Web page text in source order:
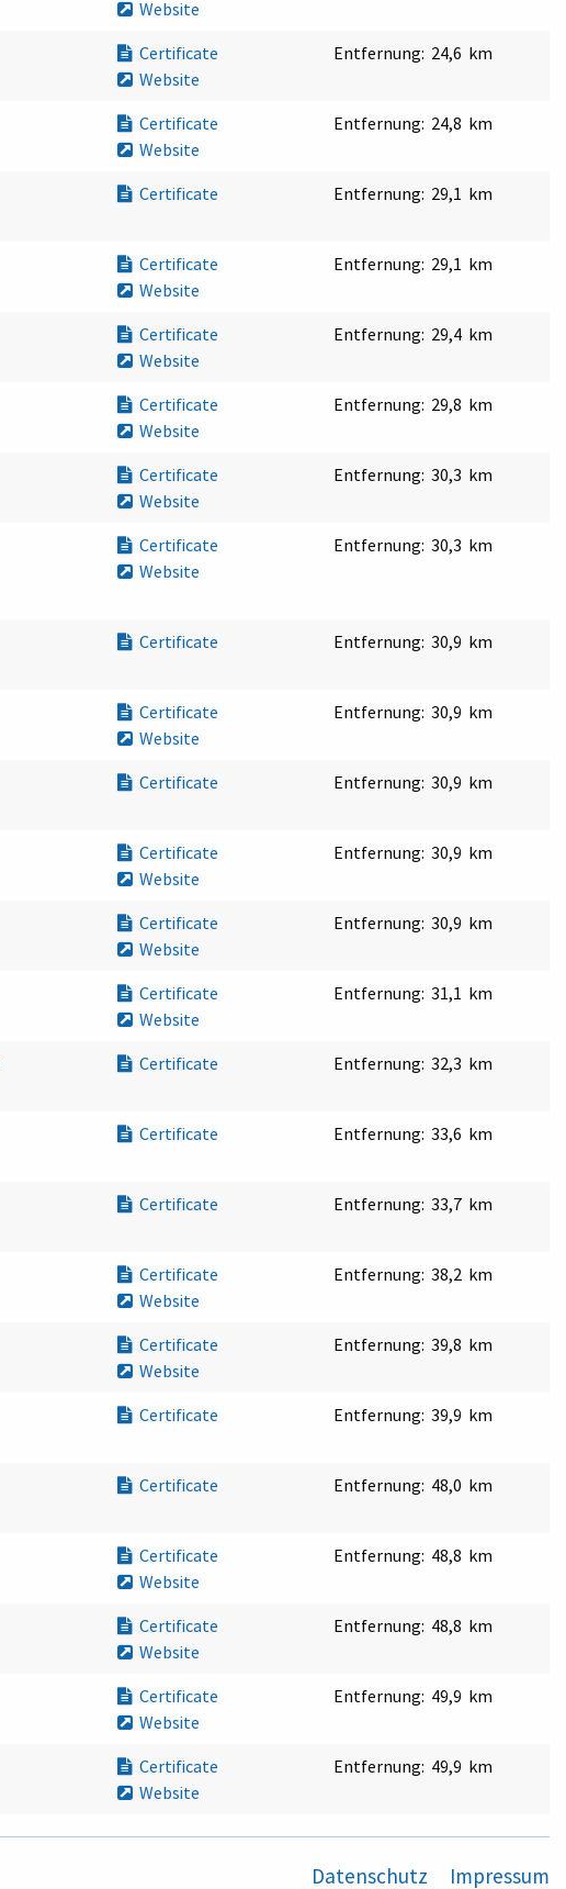
Website
Certificate
Website
Entfernung: 24,6 km
Certificate
Website
Entfernung: 24,8 km
Certificate Entfernung: 29,1 km
Certificate
Website
Entfernung: 29,1 km
Certificate
Website
Entfernung: 29,4 km
Certificate
Website
Entfernung: 29,8 km
Certificate
Website
Entfernung: 30,3 km
Certificate
Website
Entfernung: 30,3 km
Certificate Entfernung: 30,9 km
Certificate
Website
Entfernung: 30,9 km
Certificate Entfernung: 30,9 km
Certificate
Website
Entfernung: 30,9 km
Certificate
Website
Entfernung: 30,9 km
Certificate
Website
Entfernung: 31,1 km
Certificate Entfernung: 32,3 km
Certificate Entfernung: 33,6 km
Certificate Entfernung: 33,7 km
Certificate
Website
Entfernung: 38,2 km
Certificate
Website
Entfernung: 39,8 km
Certificate Entfernung: 39,9 km
Certificate Entfernung: 48,0 km
Certificate
Website
Entfernung: 48,8 km
Certificate
Website
Entfernung: 48,8 km
Certificate
Website
Entfernung: 49,9 km
Certificate
Website
Entfernung: 49,9 km
Datenschutz Impressum